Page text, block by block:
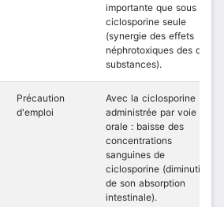
importante que sous
ciclosporine seule
(synergie des effets
néphrotoxiques des deux
substances).
Précaution
d'emploi
Avec la ciclosporine
administrée par voie
orale : baisse des
concentrations
sanguines de
ciclosporine (diminution
de son absorption
intestinale).